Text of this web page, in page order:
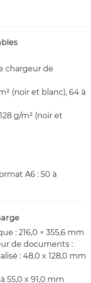
chargeur de
(noir et blanc), 64 à
g/m² (noir et
A6 : 50 à
: 216,0 × 355,6 mm
de documents :
: 48,0 x 128,0 mm
55,0 x 91,0 mm